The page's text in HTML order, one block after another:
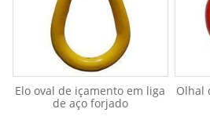
Elo oval de içamento em liga
de aço forjado
Olhal